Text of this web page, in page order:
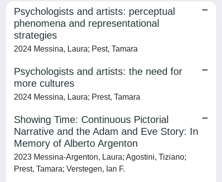
Psychologists and artists: perceptual
phenomena and representational
strategies
2024 Messina, Laura; Pest, Tamara
Psychologists and artists: the need for
more cultures
2024 Messina, Laura; Prest, Tamara
Showing Time: Continuous Pictorial
Narrative and the Adam and Eve Story: In
Memory of Alberto Argenton
2023 Messina-Argenton, Laura; Agostini, Tiziano;
Prest, Tamara; Verstegen, Ian F.